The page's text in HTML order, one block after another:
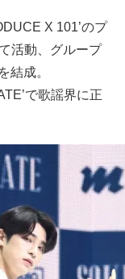
X 101’のプ
活動、グループ
結成。
で歌謡界に正